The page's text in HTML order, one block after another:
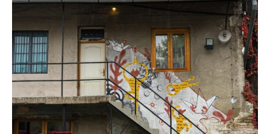
Privacy & Cookies Policy